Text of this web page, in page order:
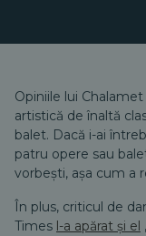
Opiniile lui
artistică de înaltă
balet. Dacă i-ai
patru opere sau
vorbești, așa cum a
În plus, criticul de
Times l-a apărat și el